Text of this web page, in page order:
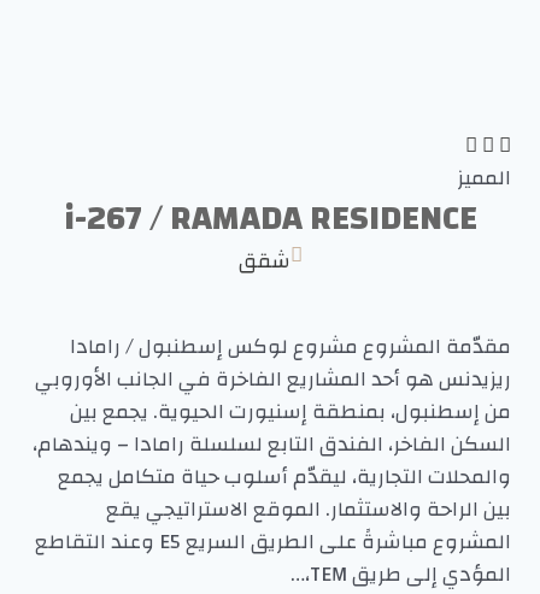
المميز
i-267 / RAMADA RESIDENCE
شقق
مقدّمة المشروع مشروع لوكس إسطنبول / رامادا
ريزيدنس هو أحد المشاريع الفاخرة في الجانب الأوروبي
من إسطنبول، بمنطقة إسنيورت الحيوية. يجمع بين
السكن الفاخر، الفندق التابع لسلسلة رامادا – ويندهام،
والمحلات التجارية، ليقدّم أسلوب حياة متكامل يجمع
بين الراحة والاستثمار. الموقع الاستراتيجي يقع
المشروع مباشرةً على الطريق السريع E5 وعند التقاطع
المؤدي إلى طريق TEM،…